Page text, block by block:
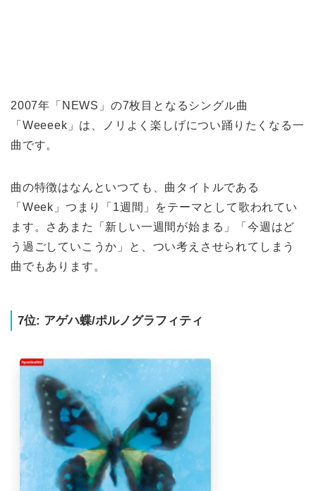
2007年「NEWS」の7枚目となるシングル曲
「Weeeek」は、ノリよく楽しげについ踊りたくなる一
曲です。
曲の特徴はなんといつても、曲タイトルである
「Week」つまり「1週間」をテーマとして歌われてい
ます。さあまた「新しい一週間が始まる」「今週はど
う過ごしていこうか」と、つい考えさせられてしまう
曲でもあります。
7位: アゲハ蝶/ポルノグラフィティ